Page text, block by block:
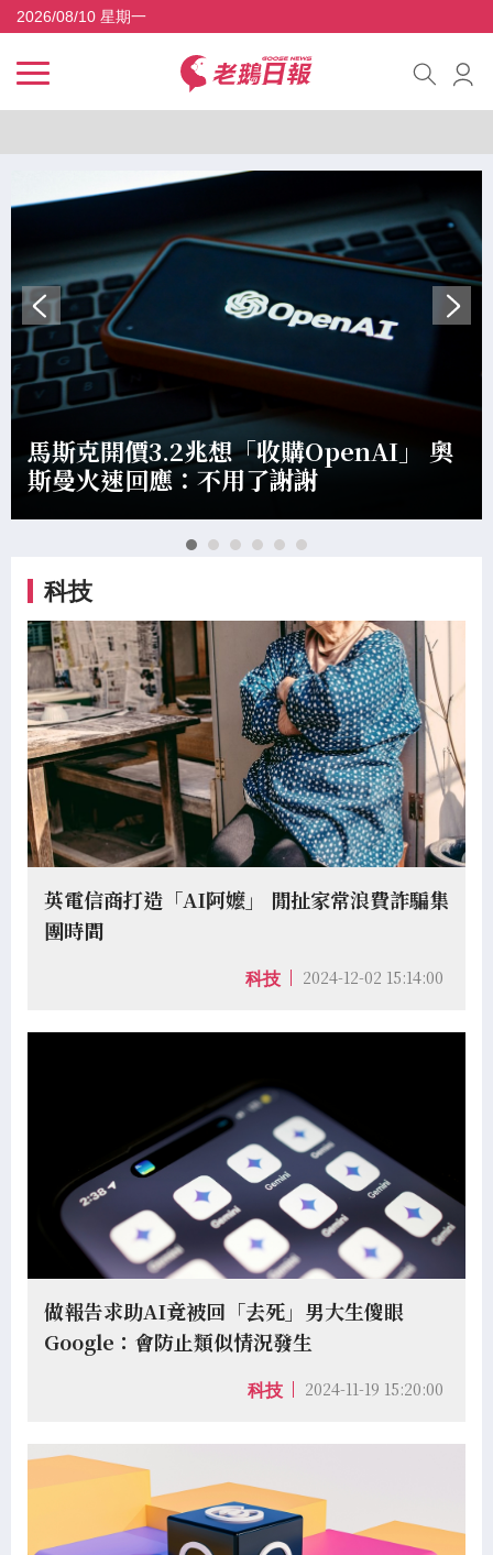
2026/08/10 星期一
科技 焦點
馬斯克開價3.2兆想「收購OpenAI」 奧
斯曼火速回應：不用了謝謝
科技
英電信商打造「AI阿嬤」 閒扯家常浪費詐騙集
團時間
科技 2024-12-02 15:14:00
做報告求助AI竟被回「去死」男大生傻眼
Google：會防止類似情況發生
科技 2024-11-19 15:20:00